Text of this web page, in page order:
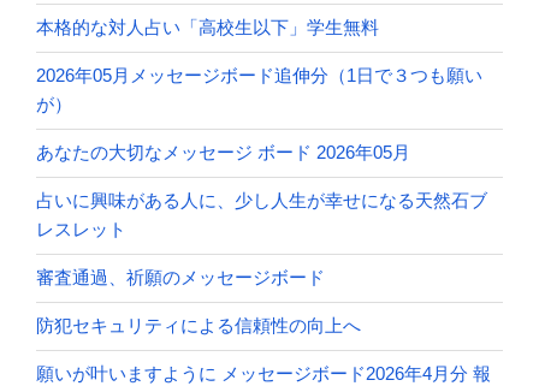
本格的な対人占い「高校生以下」学生無料
2026年05月メッセージボード追伸分（1日で３つも願い
が）
あなたの大切なメッセージ ボード 2026年05月
占いに興味がある人に、少し人生が幸せになる天然石ブ
レスレット
審査通過、祈願のメッセージボード
防犯セキュリティによる信頼性の向上へ
願いが叶いますように メッセージボード2026年4月分 報